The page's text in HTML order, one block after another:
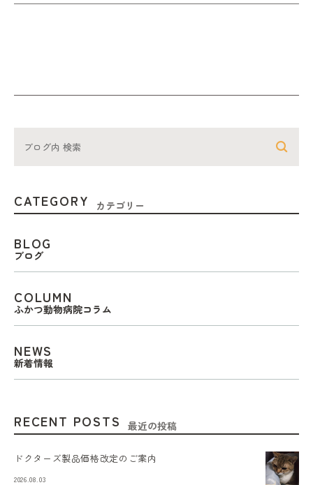
CATEGORY カテゴリー
BLOG
ブログ
COLUMN
ふかつ動物病院コラム
NEWS
新着情報
RECENT POSTS 最近の投稿
ドクターズ製品価格改定のご案内
2026.08.03